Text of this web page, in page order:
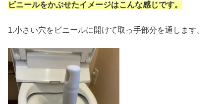
ビニールをかぶせたイメージはこんな感じです。
1.小さい穴をビニールに開けて取っ手部分を通します。